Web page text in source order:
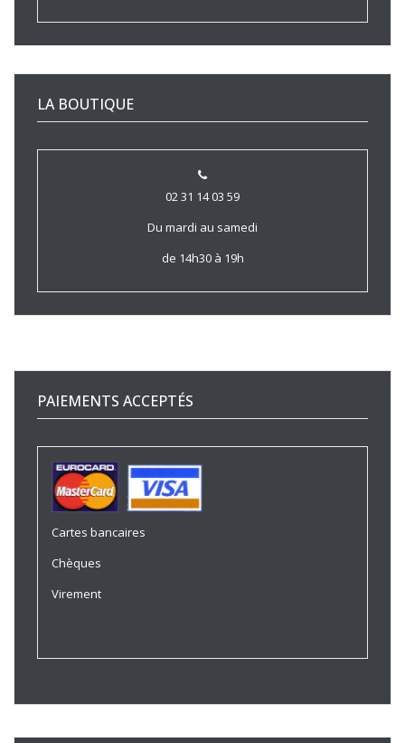
LA BOUTIQUE
02 31 14 03 59
Du mardi au samedi
de 14h30 à 19h
PAIEMENTS ACCEPTÉS
Cartes bancaires
Chèques
Virement